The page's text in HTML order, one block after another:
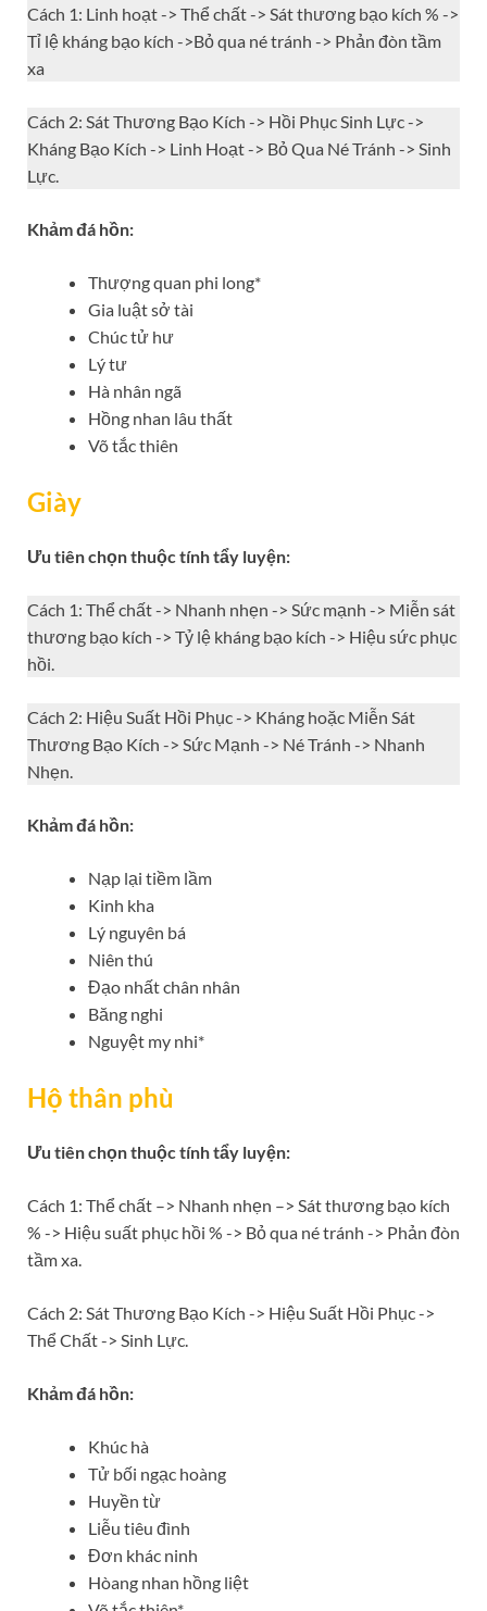
Cách 1: Linh hoạt -> Thể chất -> Sát thương bạo kích % ->
Tỉ lệ kháng bạo kích ->Bỏ qua né tránh -> Phản đòn tầm
xa
Cách 2: Sát Thương Bạo Kích -> Hồi Phục Sinh Lực ->
Kháng Bạo Kích -> Linh Hoạt -> Bỏ Qua Né Tránh -> Sinh
Lực.
Khảm đá hồn:
Thượng quan phi long*
Gia luật sở tài
Chúc tử hư
Lý tư
Hà nhân ngã
Hồng nhan lâu thất
Võ tắc thiên
Giày
Ưu tiên chọn thuộc tínhtẩy luyện:
Cách 1: Thể chất -> Nhanh nhẹn -> Sức mạnh -> Miễn sát
thương bạo kích -> Tỷ lệ kháng bạo kích -> Hiệu sức phục
hồi.
Cách 2: Hiệu Suất Hồi Phục -> Kháng hoặc Miễn Sát
Thương Bạo Kích -> Sức Mạnh -> Né Tránh -> Nhanh
Nhẹn.
Khảm đá hồn:
Nạp lại tiềm lầm
Kinh kha
Lý nguyên bá
Niên thú
Đạo nhất chân nhân
Băng nghi
Nguyệt my nhi*
Hộ thân phù
Ưu tiên chọn thuộc tính tẩy luyện:
Cách 1: Thể chất –> Nhanh nhẹn –> Sát thương bạo kích
% -> Hiệu suất phục hồi % -> Bỏ qua né tránh -> Phản đòn
tầm xa.
Cách 2: Sát Thương Bạo Kích -> Hiệu Suất Hồi Phục ->
Thể Chất -> Sinh Lực.
Khảm đá hồn:
Khúc hà
Tử bối ngạc hoàng
Huyền từ
Liễu tiêu đình
Đơn khác ninh
Hòang nhan hồng liệt